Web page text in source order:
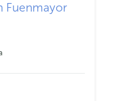
Fuenmayor